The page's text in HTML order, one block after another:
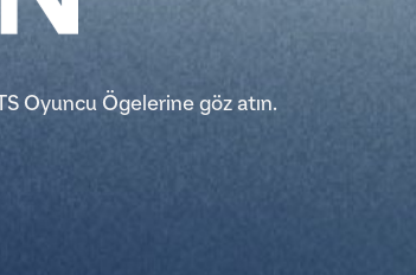
Oyuncu Ögelerine göz atın.